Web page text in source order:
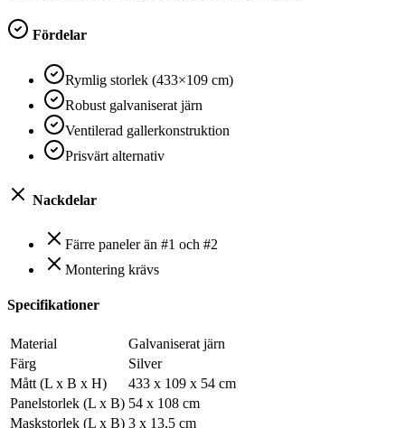
Fördelar
Rymlig storlek (433×109 cm)
Robust galvaniserat järn
Ventilerad gallerkonstruktion
Prisvärt alternativ
Nackdelar
Färre paneler än #1 och #2
Montering krävs
Specifikationer
Material
Galvaniserat järn
Färg
Silver
Mått (L x B x H)
433 x 109 x 54 cm
Panelstorlek (L x B) 54 x 108 cm
Maskstorlek (L x B) 3 x 13,5 cm